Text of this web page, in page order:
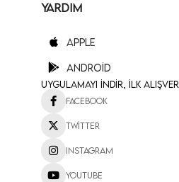
YARDIM
Apple
Android
Uygulamayı İndir, İlk
Facebook
Twitter
Instagram
Youtube